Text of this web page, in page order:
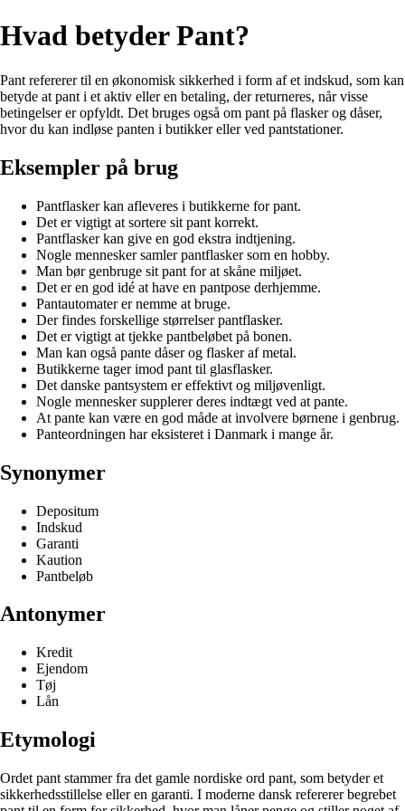
Hvad betyder Pant?
Pant refererer til en økonomisk sikkerhed i form af et indskud, som kan
betyde at pant i et aktiv eller en betaling, der returneres, når visse
betingelser er opfyldt. Det bruges også om pant på flasker og dåser,
hvor du kan indløse panten i butikker eller ved pantstationer.
Eksempler på brug
Pantflasker kan afleveres i butikkerne for pant.
Det er vigtigt at sortere sit pant korrekt.
Pantflasker kan give en god ekstra indtjening.
Nogle mennesker samler pantflasker som en hobby.
Man bør genbruge sit pant for at skåne miljøet.
Det er en god idé at have en pantpose derhjemme.
Pantautomater er nemme at bruge.
Der findes forskellige størrelser pantflasker.
Det er vigtigt at tjekke pantbeløbet på bonen.
Man kan også pante dåser og flasker af metal.
Butikkerne tager imod pant til glasflasker.
Det danske pantsystem er effektivt og miljøvenligt.
Nogle mennesker supplerer deres indtægt ved at pante.
At pante kan være en god måde at involvere børnene i genbrug.
Panteordningen har eksisteret i Danmark i mange år.
Synonymer
Depositum
Indskud
Garanti
Kaution
Pantbeløb
Antonymer
Kredit
Ejendom
Tøj
Lån
Etymologi
Ordet pant stammer fra det gamle nordiske ord pant, som betyder et
sikkerhedsstillelse eller en garanti. I moderne dansk refererer begrebet